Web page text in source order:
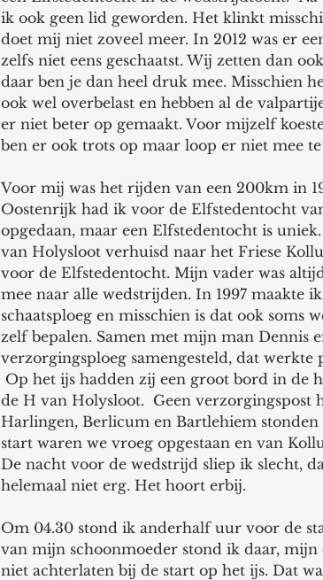
ik ook geen lid geworden. Het klinkt
doet mij niet zoveel meer. In 2012 was er
zelfs niet eens geschaatst. Wij zetten dan
daar ben je dan heel druk mee. Misschien
ook wel overbelast en hebben al de
er niet beter op gemaakt. Voor mijzelf
ben er ook trots op maar loop er niet mee te
Voor mij was het rijden van een 200km in
Oostenrijk had ik voor de Elfstedentocht
opgedaan, maar een Elfstedentocht is
van Holysloot verhuisd naar het Friese
voor de Elfstedentocht. Mijn vader was
mee naar alle wedstrijden. In 1997 maakte
schaatsploeg en misschien is dat ook soms
zelf bepalen. Samen met mijn man Dennis
verzorgingsploeg samengesteld, dat werkte
de H van Holysloot.  Geen verzorgingspost
Harlingen, Berlicum en Bartlehiem
start waren we vroeg opgestaan en van
De nacht voor de wedstrijd sliep ik slecht,
helemaal niet erg. Het hoort erbij.
Om 04.30 stond ik anderhalf uur voor de
van mijn schoonmoeder stond ik daar,
niet achterlaten bij de start op het ijs. Dat